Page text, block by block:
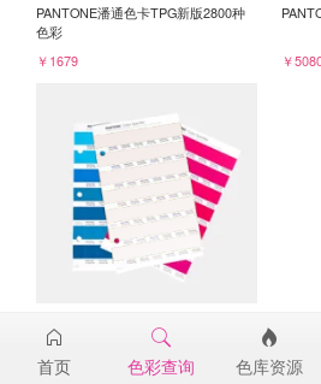
PANTONE潘通色卡TPG新版2800种
色彩
￥1679
￥
11-1007TPG
￥98
首页 色彩查询 色库资源